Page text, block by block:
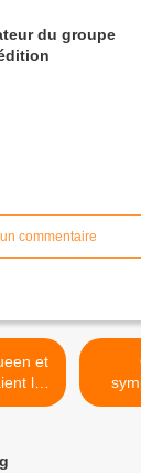
du groupe
commentaire
les